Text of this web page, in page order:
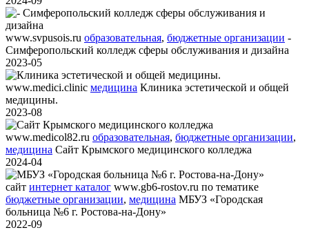
www.svpusois.ru образовательная, бюджетные организации -
Симферопольский колледж сферы обслуживания и дизайна
2023-05
www.medici.clinic медицина Клиника эстетической и общей
медицины.
2023-08
www.medicol82.ru образовательная, бюджетные организации,
медицина Сайт Крымского медицинского колледжа
2024-04
сайт интернет каталог www.gb6-rostov.ru по тематике
бюджетные организации, медицина МБУЗ «Городская
больница №6 г. Ростова-на-Дону»
2022-09